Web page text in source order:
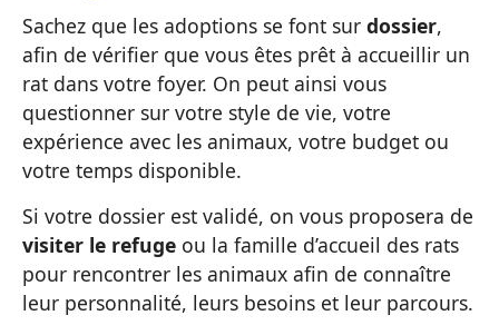
Sachez que les adoptions se font sur dossier,
afin de vérifier que vous êtes prêt à accueillir un
rat dans votre foyer. On peut ainsi vous
questionner sur votre style de vie, votre
expérience avec les animaux, votre budget ou
votre temps disponible.
Si votre dossier est validé, on vous proposera de
visiter le refuge ou la famille d’accueil des rats
pour rencontrer les animaux afin de connaître
leur personnalité, leurs besoins et leur parcours.